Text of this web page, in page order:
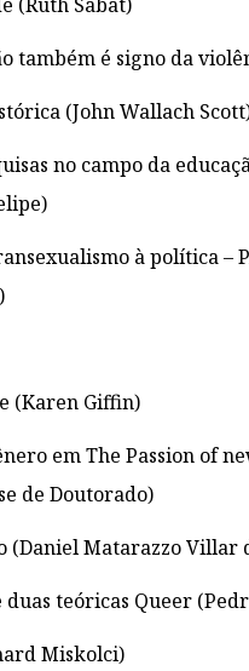
também é signo da
(John Wallach
no campo da
à política –
(Karen Giffin)
em The Passion of
de Doutorado)
(Daniel Matarazzo Villar
teóricas Queer
Miskolci)